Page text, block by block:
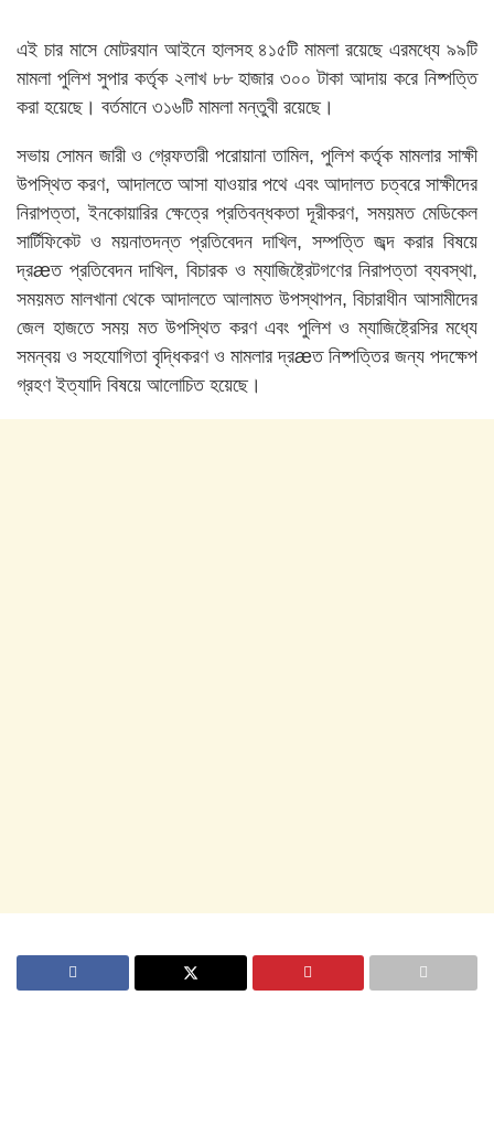
এই চার মাসে মোটরযান আইনে হালসহ ৪১৫টি মামলা রয়েছে এরমধ্যে ৯৯টি
মামলা পুলিশ সুপার কর্তৃক ২লাখ ৮৮ হাজার ৩০০ টাকা আদায় করে নিষ্পত্তি
করা হয়েছে। বর্তমানে ৩১৬টি মামলা মন্তুবী রয়েছে।
সভায় সোমন জারী ও গ্রেফতারী পরোয়ানা তামিল, পুলিশ কর্তৃক মামলার সাক্ষী
উপস্থিত করণ, আদালতে আসা যাওয়ার পথে এবং আদালত চত্বরে সাক্ষীদের
নিরাপত্তা, ইনকোয়ারির ক্ষেত্রে প্রতিবন্ধকতা দূরীকরণ, সময়মত মেডিকেল
সার্টিফিকেট ও ময়নাতদন্ত প্রতিবেদন দাখিল, সম্পত্তি জব্দ করার বিষয়ে
দ্রæত প্রতিবেদন দাখিল, বিচারক ও ম্যাজিষ্ট্রেটগণের নিরাপত্তা ব্যবস্থা,
সময়মত মালখানা থেকে আদালতে আলামত উপস্থাপন, বিচারাধীন আসামীদের
জেল হাজতে সময় মত উপস্থিত করণ এবং পুলিশ ও ম্যাজিষ্ট্রেসির মধ্যে
সমন্বয় ও সহযোগিতা বৃদ্ধিকরণ ও মামলার দ্রæত নিষ্পত্তির জন্য পদক্ষেপ
গ্রহণ ইত্যাদি বিষয়ে আলোচিত হয়েছে।